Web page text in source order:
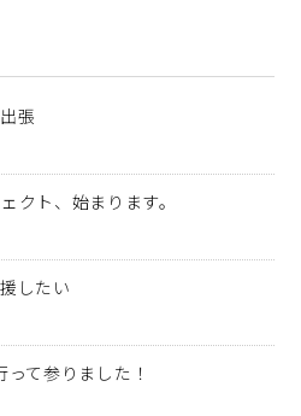
張
クト、始まります。
したい
って参りました！